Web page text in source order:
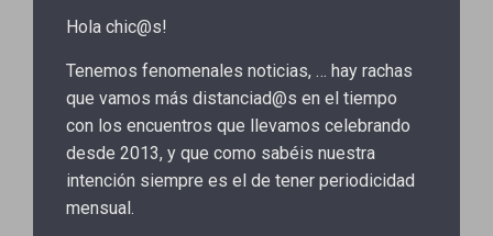
Hola chic@s!
Tenemos fenomenales noticias, … hay rachas
que vamos más distanciad@s en el tiempo
con los encuentros que llevamos celebrando
desde 2013, y que como sabéis nuestra
intención siempre es el de tener periodicidad
mensual.